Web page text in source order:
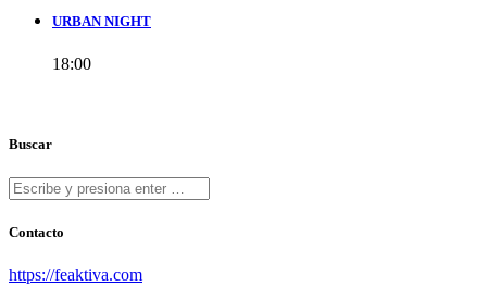
URBAN NIGHT
18:00
Buscar
Contacto
https://feaktiva.com